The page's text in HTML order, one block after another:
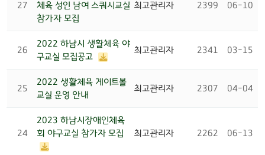
27
체육 성인 남여 스쿼시교실
참가자 모집
최고관리자 2399 06-10
26
2022 하남시 생활체육 야
구교실 모집공고
최고관리자 2341 03-15
25
2022 생활체육 게이트볼
교실 운영 안내
최고관리자 2307 04-04
24
2023 하남시장애인체육
회 야구교실 참가자 모집
최고관리자 2262 06-13